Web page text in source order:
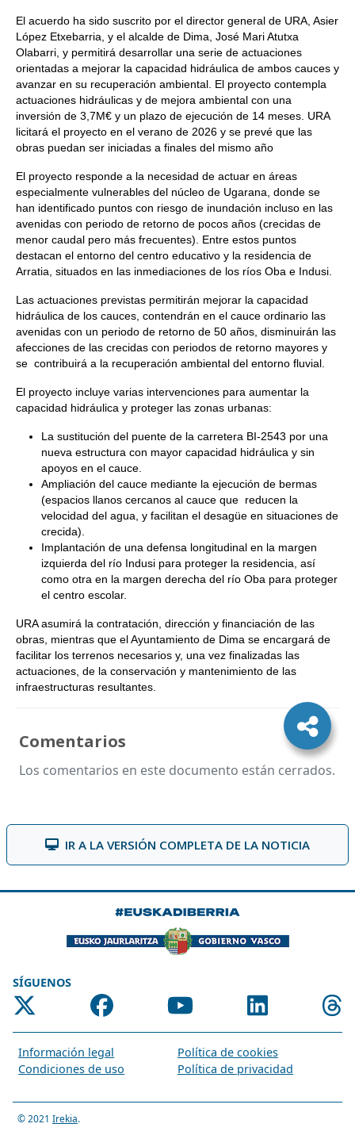
El acuerdo ha sido suscrito por el director general de URA, Asier
López Etxebarria, y el alcalde de Dima, José Mari Atutxa
Olabarri, y permitirá desarrollar una serie de actuaciones
orientadas a mejorar la capacidad hidráulica de ambos cauces y
avanzar en su recuperación ambiental. El proyecto contempla
actuaciones hidráulicas y de mejora ambiental con una
inversión de 3,7M€ y un plazo de ejecución de 14 meses. URA
licitará el proyecto en el verano de 2026 y se prevé que las
obras puedan ser iniciadas a finales del mismo año
El proyecto responde a la necesidad de actuar en áreas
especialmente vulnerables del núcleo de Ugarana, donde se
han identificado puntos con riesgo de inundación incluso en las
avenidas con periodo de retorno de pocos años (crecidas de
menor caudal pero más frecuentes). Entre estos puntos
destacan el entorno del centro educativo y la residencia de
Arratia, situados en las inmediaciones de los ríos Oba e Indusi.
Las actuaciones previstas permitirán mejorar la capacidad
hidráulica de los cauces, contendrán en el cauce ordinario las
avenidas con un periodo de retorno de 50 años, disminuirán las
afecciones de las crecidas con periodos de retorno mayores y
se contribuirá a la recuperación ambiental del entorno fluvial.
El proyecto incluye varias intervenciones para aumentar la
capacidad hidráulica y proteger las zonas urbanas:
La sustitución del puente de la carretera BI-2543 por una
nueva estructura con mayor capacidad hidráulica y sin
apoyos en el cauce.
Ampliación del cauce mediante la ejecución de bermas
(espacios llanos cercanos al cauce que reducen la
velocidad del agua, y facilitan el desagüe en situaciones de
crecida).
Implantación de una defensa longitudinal en la margen
izquierda del río Indusi para proteger la residencia, así
como otra en la margen derecha del río Oba para proteger
el centro escolar.
URA asumirá la contratación, dirección y financiación de las
obras, mientras que el Ayuntamiento de Dima se encargará de
facilitar los terrenos necesarios y, una vez finalizadas las
actuaciones, de la conservación y mantenimiento de las
infraestructuras resultantes.
Comentarios
Los comentarios en este documento están cerrados.
IR A LA VERSIÓN COMPLETA DE LA NOTICIA
SÍGUENOS
Información legal
Política de cookies
Condiciones de uso
Política de privacidad
© 2021 Irekia.